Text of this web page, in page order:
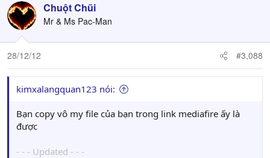
Chuột Chũi
Mr & Ms Pac-Man
28/12/12 #3,088
kimxalangquan123 nói:
Bạn copy vô my file của bạn trong link mediafire ấy là
được
- - - Updated - - -